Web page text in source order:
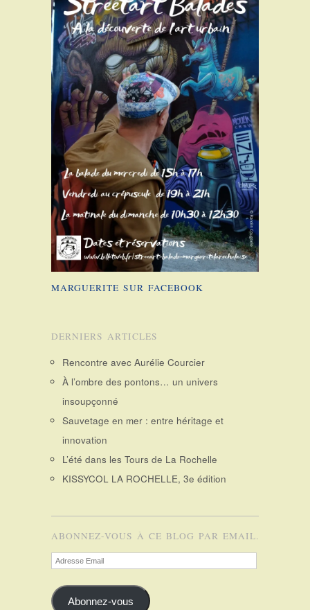
MARGUERITE SUR FACEBOOK
DERNIERS ARTICLES
Rencontre avec Aurélie Courcier
À l’ombre des pontons… un univers
insoupçonné
Sauvetage en mer : entre héritage et
innovation
L’été dans les Tours de La Rochelle
KISSYCOL LA ROCHELLE, 3e édition
ABONNEZ-VOUS À CE BLOG PAR EMAIL.
Adresse
Email
Abonnez-vous